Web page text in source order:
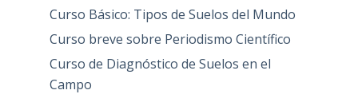
Curso Básico: Tipos de Suelos del Mundo
Curso breve sobre Periodismo Científico
Curso de Diagnóstico de Suelos en el
Campo